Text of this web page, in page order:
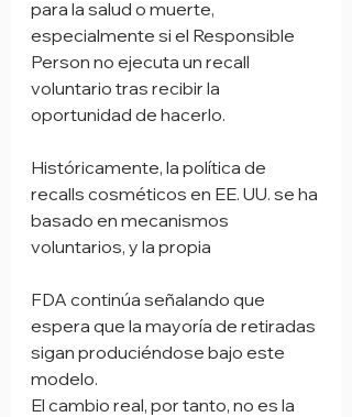
para la salud o muerte,
especialmente si el Responsible
Person no ejecuta un recall
voluntario tras recibir la
oportunidad de hacerlo.
Históricamente, la política de
recalls cosméticos en EE. UU. se ha
basado en mecanismos
voluntarios, y la propia
FDA continúa señalando que
espera que la mayoría de retiradas
sigan produciéndose bajo este
modelo.
El cambio real, por tanto, no es la